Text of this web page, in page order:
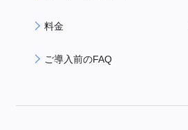
料金
ご導入前のFAQ